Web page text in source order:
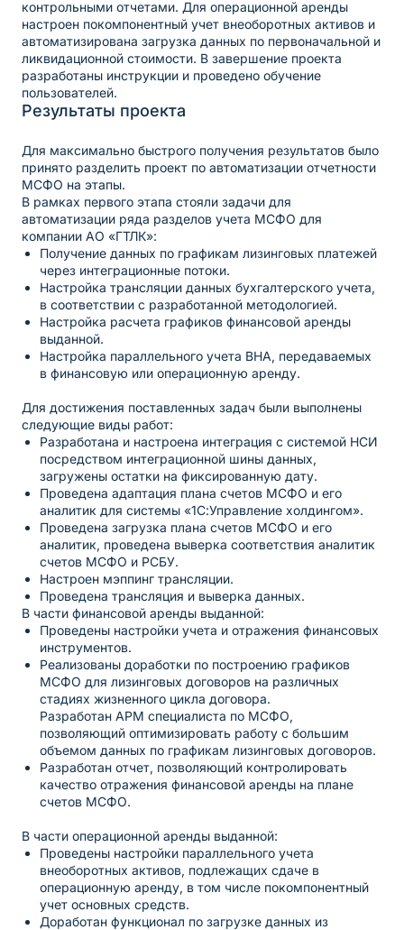
контрольными отчетами. Для операционной аренды
настроен покомпонентный учет внеоборотных активов и
автоматизирована загрузка данных по первоначальной и
ликвидационной стоимости. В завершение проекта
разработаны инструкции и проведено обучение
пользователей.
Результаты проекта
Для максимально быстрого получения результатов было
принято разделить проект по автоматизации отчетности
МСФО на этапы.
В рамках первого этапа стояли задачи для
автоматизации ряда разделов учета МСФО для
компании АО «ГТЛК»:
Получение данных по графикам лизинговых платежей
через интеграционные потоки.
Настройка трансляции данных бухгалтерского учета,
в соответствии с разработанной методологией.
Настройка расчета графиков финансовой аренды
выданной.
Настройка параллельного учета ВНА, передаваемых
в финансовую или операционную аренду.
Для достижения поставленных задач были выполнены
следующие виды работ:
Разработана и настроена интеграция с системой НСИ
посредством интеграционной шины данных,
загружены остатки на фиксированную дату.
Проведена адаптация плана счетов МСФО и его
аналитик для системы «1С:Управление холдингом».
Проведена загрузка плана счетов МСФО и его
аналитик, проведена выверка соответствия аналитик
счетов МСФО и РСБУ.
Настроен мэппинг трансляции.
Проведена трансляция и выверка данных.
В части финансовой аренды выданной:
Проведены настройки учета и отражения финансовых
инструментов.
Реализованы доработки по построению графиков
МСФО для лизинговых договоров на различных
стадиях жизненного цикла договора.
Разработан АРМ специалиста по МСФО,
позволяющий оптимизировать работу с большим
объемом данных по графикам лизинговых договоров.
Разработан отчет, позволяющий контролировать
качество отражения финансовой аренды на плане
счетов МСФО.
В части операционной аренды выданной:
Проведены настройки параллельного учета
внеоборотных активов, подлежащих сдаче в
операционную аренду, в том числе покомпонентный
учет основных средств.
Доработан функционал по загрузке данных из